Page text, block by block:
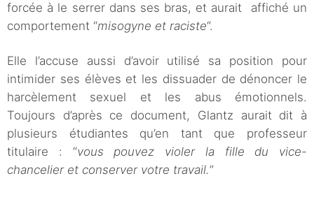
forcée à le serrer dans ses bras, et aurait affiché un
comportement “misogyne et raciste“.
Elle l’accuse aussi d’avoir utilisé sa position pour
intimider ses élèves et les dissuader de dénoncer le
harcèlement sexuel et les abus émotionnels.
Toujours d’après ce document, Glantz aurait dit à
plusieurs étudiantes qu’en tant que professeur
titulaire : “vous pouvez violer la fille du vice-
chancelier et conserver votre travail.”